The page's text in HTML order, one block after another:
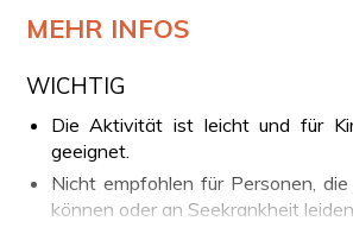
MEHR INFOS
WICHTIG
Die Aktivität ist leicht und für
geeignet.
Nicht empfohlen für Personen,
können oder an Seekrankheit leiden.